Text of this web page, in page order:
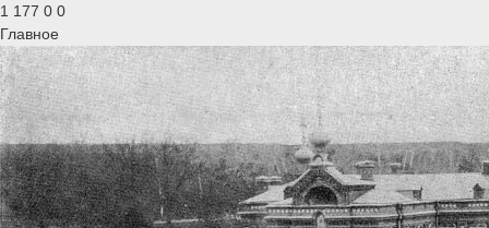
1 177 0 0
Главное